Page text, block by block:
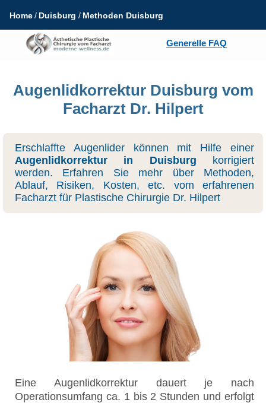
Generelle FAQ
Home Duisburg Methoden Duisburg
Augenlidkorrektur Duisburg vom
Facharzt Dr. Hilpert
Erschlaffte Augenlider können mit Hilfe einer
Augenlidkorrektur in Duisburg korrigiert
werden. Erfahren Sie mehr über Methoden,
Ablauf, Risiken, Kosten, etc. vom erfahrenen
Facharzt für Plastische Chirurgie Dr. Hilpert
Eine Augenlidkorrektur dauert je nach
Operationsumfang ca. 1 bis 2 Stunden und erfolgt